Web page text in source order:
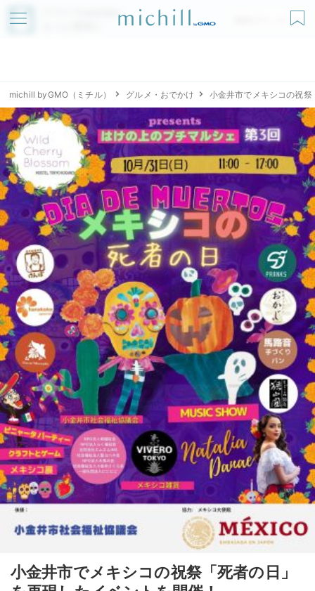
アプリでmichillが
無料ダウンロード
michill byGMO（ミチル） グルメ・おでかけ 小金井市でメキシコの祝
小金井市でメキシコの祝祭「死者の日」